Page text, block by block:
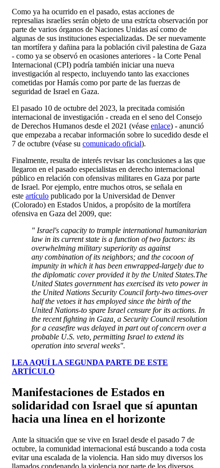
Como ya ha ocurrido en el pasado, estas acciones de
represalias israelíes serán objeto de una estrícta observación por
parte de varios órganos de Naciones Unidas así como de
algunas de sus instituciones especializadas. De ser nuevamente
tan mortífera y dañina para la población civil palestina de Gaza
- como ya se observó en ocasiones anteriores - la Corte Penal
Internacional (CPI) podría también iniciar una nueva
investigación al respecto, incluyendo tanto las exacciones
cometidas por Hamás como por parte de las fuerzas de
seguridad de Israel en Gaza.
El pasado 10 de octubre del 2023, la precitada comisión
internacional de investigación - creada en el seno del Consejo
de Derechos Humanos desde el 2021 (véase enlace) - anunció
que empezaba a recabar información sobre lo sucedido desde el
7 de octubre (véase su comunicado oficial).
Finalmente, resulta de interés revisar las conclusiones a las que
llegaron en el pasado especialistas en derecho internacional
público en relación con ofensivas militares en Gaza por parte
de Israel. Por ejemplo, entre muchos otros, se señala en
este artículo publicado por la Universidad de Denver
(Colorado) en Estados Unidos, a propósito de la mortífera
ofensiva en Gaza del 2009, que:
" Israel's capacity to trample international humanitarian
law in its current state is a function of two factors: its
overwhelming military superiority as against
any combination of its neighbors; and the cocoon of
impunity in which it has been enwrapped-largely due to
the diplomatic cover provided it by the United States.The
United States government has exercised its veto power in
the United Nations Security Council forty-two times-over
half the vetoes it has employed since the birth of the
United Nations-to spare Israel censure for its actions. In
the recentfighting in Gaza, a Security Council resolution
for a ceasefire was delayed in partout of concern over a
probable U.S. veto, permitting Israel to extend its
operation into several weeks".
LEA AQUÍ LA SEGUNDA PARTE DE ESTE
ARTÍCULO
Manifestaciones de Estados en
solidaridad con Israel que sí apuntan
hacia una línea en el horizonte
Ante la situación que se vive en Israel desde el pasado 7 de
octubre, la comunidad internacional está buscando a toda costa
evitar una escalada de la violencia. Han sido muy diversos los
llamados condenando la violencia por parte de los diversos